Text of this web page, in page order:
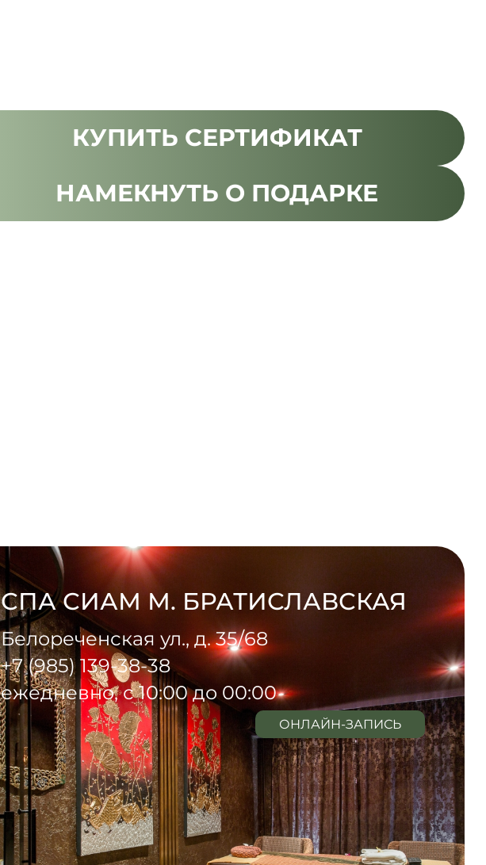
КУПИТЬ СЕРТИФИКАТ
НАМЕКНУТЬ О ПОДАРКЕ
СПА СИАМ М. БРАТИСЛАВСКАЯ
Белореченская ул., д. 35/68
+7 (985) 139-38-38
ежедневно, с 10:00 до 00:00
ОНЛАЙН-ЗАПИСЬ